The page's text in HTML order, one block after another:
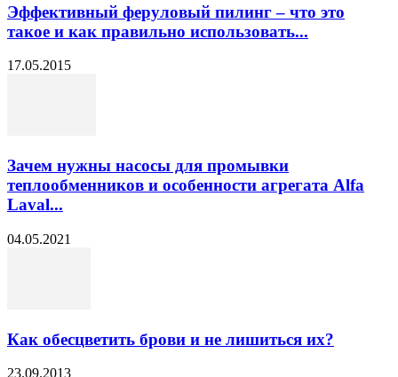
Эффективный феруловый пилинг – что это
такое и как правильно использовать...
17.05.2015
Зачем нужны насосы для промывки
теплообменников и особенности агрегата Alfa
Laval...
04.05.2021
Как обесцветить брови и не лишиться их?
23.09.2013